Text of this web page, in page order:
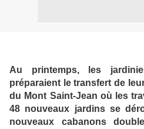
Au printemps, les
préparaient le transfert de
du Mont Saint-Jean où les
48 nouveaux jardins se
nouveaux cabanons